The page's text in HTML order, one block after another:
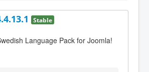
Stable
Language Pack for Joomla!